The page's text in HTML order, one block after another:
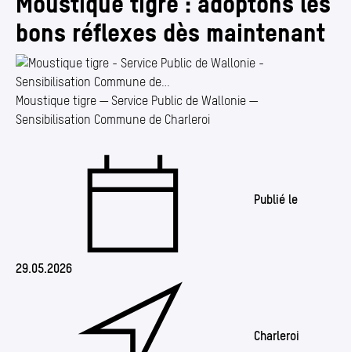
Annuaire
Media center
Mes démarches
bons réflexes dès maintenant
Moustique tigre — Service Public de Wallonie —
Sensibilisation Commune de Charleroi
Publié le
29.05.2026
Charleroi